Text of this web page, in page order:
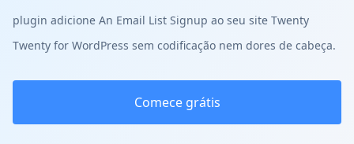
plugin adicione An Email List Signup ao seu site Twenty
Twenty for WordPress sem codificação nem dores de cabeça.
Comece grátis